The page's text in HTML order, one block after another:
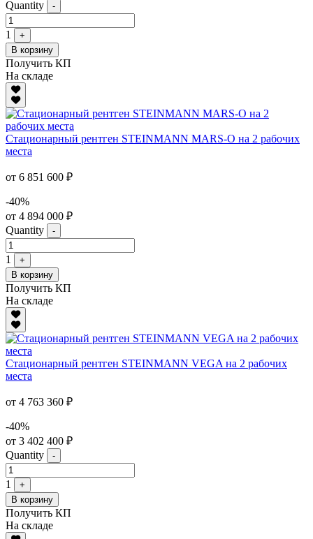
Quantity -
1
+
В корзину
Получить КП
На складе
Стационарный рентген STEINMANN MARS-O на 2 рабочих
места
от 6 851 600 ₽
-40%
от 4 894 000 ₽
Quantity
-
1
+
В корзину
Получить КП
На складе
Стационарный рентген STEINMANN VEGA на 2 рабочих
места
от 4 763 360 ₽
-40%
от 3 402 400 ₽
Quantity
-
1
+
В корзину
Получить КП
На складе